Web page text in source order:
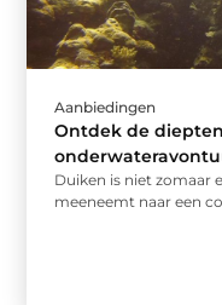
Aanbiedingen
Ontdek de
Duiken is niet zomaar
meeneemt naar een